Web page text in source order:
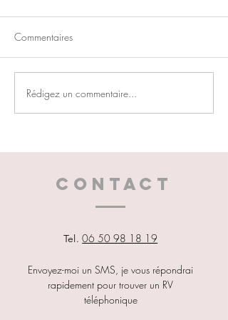
Commentaires
Rédigez un commentaire...
CONTACT
Tel.06 50 98 18 19
Envoyez-moi un SMS, je vous répondrai
rapidement pour trouver un RV
téléphonique